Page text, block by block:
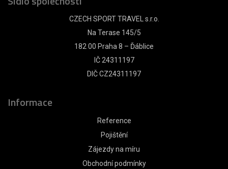
CZECH SPORT TRAVEL s.r.o.
Na Terase 145/5
182 00 Praha 8 – Ďáblice
IČ 24311197
DIČ CZ24311197
Informace
Reference
Pojištění
Zájezdy na míru
Obchodní podmínky